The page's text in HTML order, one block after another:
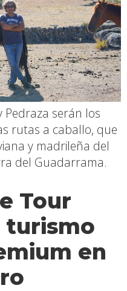
Pedraza serán los
rutas a caballo, que
y madrileña del
del Guadarrama.
Tour
turismo
en